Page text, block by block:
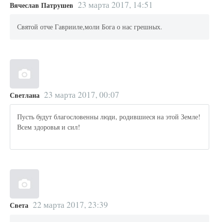
Вячеслав Патрушев 23 марта 2017, 14:51
Святой отче Гаврииле,моли Бога о нас грешных.
Светлана 23 марта 2017, 00:07
Пусть будут благословенны люди, родившиеся на этой Земле!
Всем здоровья и сил!
Света 22 марта 2017, 23:39